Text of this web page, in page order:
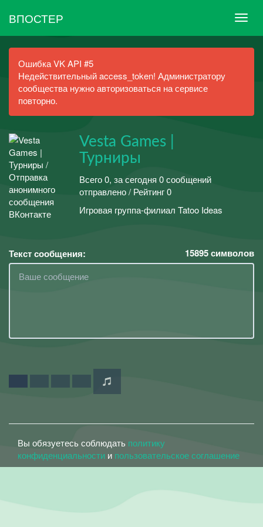
ВПОСТЕР
Ошибка VK API #5
Недействительный access_token! Администратору
сообщества нужно авторизоваться на сервисе
повторно.
Vesta Games |
Турниры
Всего 0, за сегодня 0 сообщений
отправлено / Рейтинг 0
Игровая группа-филиал Tatoo Ideas
Текст сообщения: 15895символов
Вы обязуетесь соблюдать политику
конфиденциальности и пользовательское соглашение